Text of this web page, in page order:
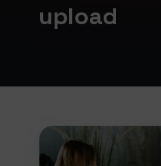
upload